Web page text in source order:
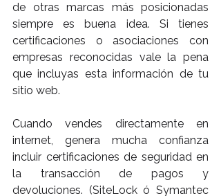
de otras marcas más posicionadas
siempre es buena idea. Si tienes
certificaciones o asociaciones con
empresas reconocidas vale la pena
que incluyas esta información de tu
sitio web.
Cuando vendes directamente en
internet, genera mucha confianza
incluir certificaciones de seguridad en
la transacción de pagos y
devoluciones. (SiteLock ó Symantec